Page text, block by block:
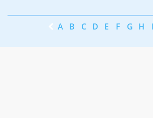
A B C D E F G H I